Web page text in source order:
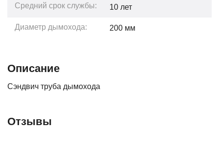
Средний срок службы: 10 лет
Диаметр дымохода: 200 мм
Описание
Сэндвич труба дымохода
Отзывы